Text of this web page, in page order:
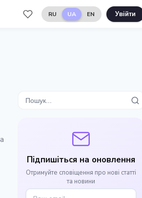
RU UA EN Увійти
Підпишіться на оновлення
Отримуйте сповіщення про нові статті
та новини